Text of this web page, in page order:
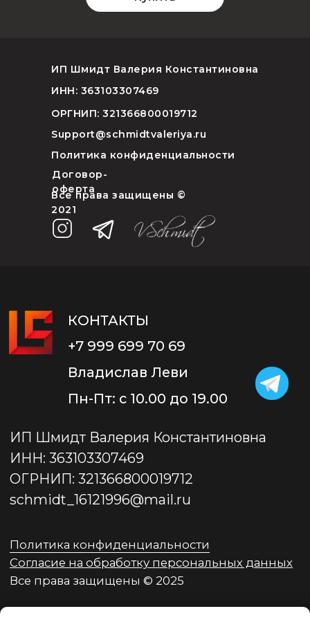
ИНН: 363103307469
ОРГНИП: 321366800019712
ИП Шмидт Валерия Константиновна
Политика конфиденциальности
Договор-
оферта
Все права защищены ©
2021
Support@schmidtvaleriya.ru